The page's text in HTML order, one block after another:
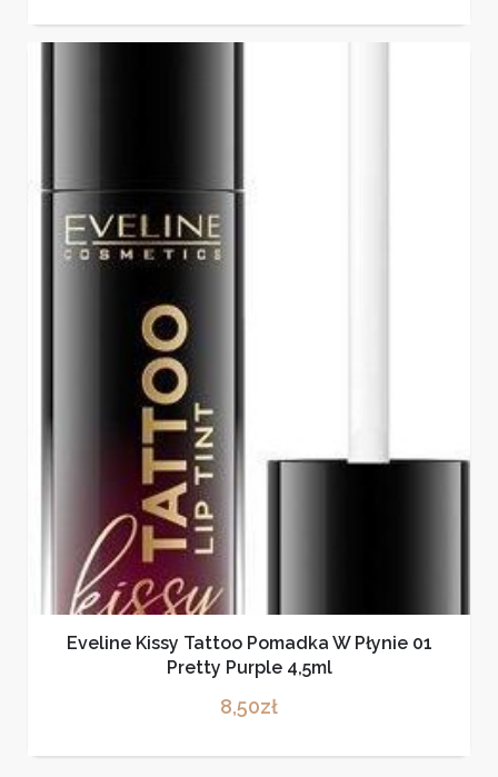
Eveline Kissy Tattoo Pomadka W Płynie 01
Pretty Purple 4,5ml
8,50zł